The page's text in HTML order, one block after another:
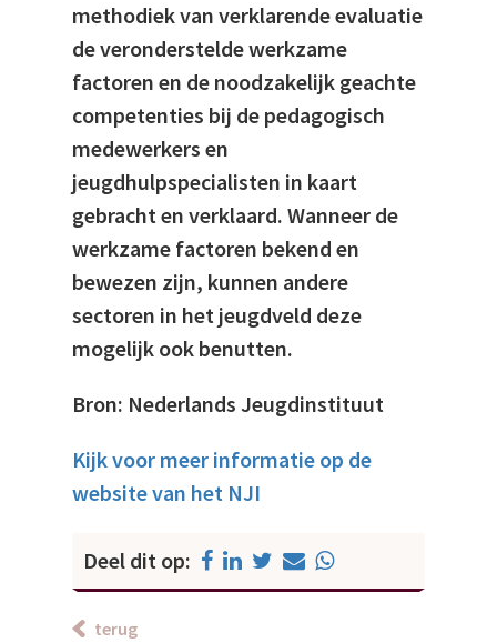
methodiek van verklarende evaluatie
de veronderstelde werkzame
factoren en de noodzakelijk geachte
competenties bij de pedagogisch
medewerkers en
jeugdhulpspecialisten in kaart
gebracht en verklaard. Wanneer de
werkzame factoren bekend en
bewezen zijn, kunnen andere
sectoren in het jeugdveld deze
mogelijk ook benutten.
Bron: Nederlands Jeugdinstituut
Kijk voor meer informatie op de
website van het NJI
Deel dit op:
terug